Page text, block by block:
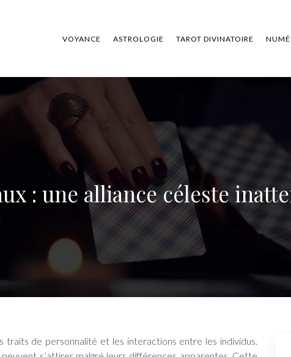
VOYANCE ASTROLOGIE TAROT DIVINATOIRE
: une alliance céleste